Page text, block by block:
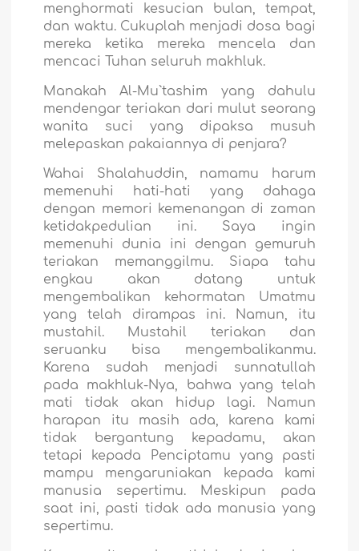
menghormati kesucian bulan, tempat,
dan waktu. Cukuplah menjadi dosa bagi
mereka ketika mereka mencela dan
mencaci Tuhan seluruh makhluk.
Manakah Al-Mu`tashim yang dahulu
mendengar teriakan dari mulut seorang
wanita suci yang dipaksa musuh
melepaskan pakaiannya di penjara?
Wahai Shalahuddin, namamu harum
memenuhi hati-hati yang dahaga
dengan memori kemenangan di zaman
ketidakpedulian ini. Saya ingin
memenuhi dunia ini dengan gemuruh
teriakan memanggilmu. Siapa tahu
engkau akan datang untuk
mengembalikan kehormatan Umatmu
yang telah dirampas ini. Namun, itu
mustahil. Mustahil teriakan dan
seruanku bisa mengembalikanmu.
Karena sudah menjadi sunnatullah
pada makhluk-Nya, bahwa yang telah
mati tidak akan hidup lagi. Namun
harapan itu masih ada, karena kami
tidak bergantung kepadamu, akan
tetapi kepada Penciptamu yang pasti
mampu mengaruniakan kepada kami
manusia sepertimu. Meskipun pada
saat ini, pasti tidak ada manusia yang
sepertimu.